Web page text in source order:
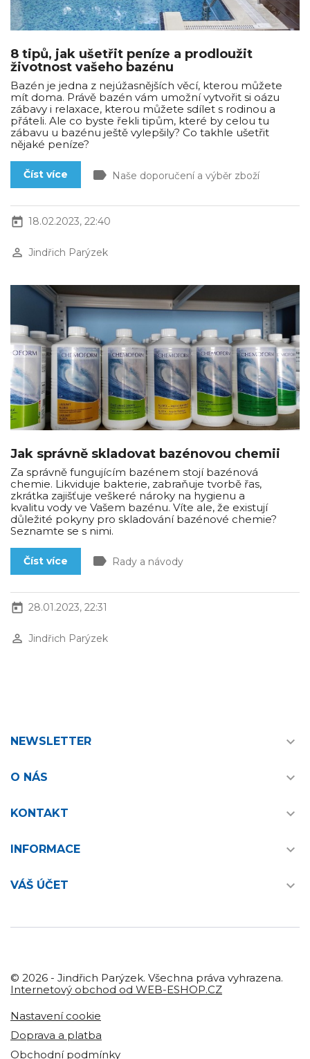
8 tipů, jak ušetřit peníze a prodloužit
životnost vašeho bazénu
Bazén je jedna z nejúžasnějších věcí, kterou můžete
mít doma. Právě bazén vám umožní vytvořit si oázu
zábavy i relaxace, kterou můžete sdílet s rodinou a
přáteli. Ale co byste řekli tipům, které by celou tu
zábavu u bazénu ještě vylepšily? Co takhle ušetřit
nějaké peníze?
Číst více label Naše doporučení a výběr zboží
today 18.02.2023, 22:40
perm_identity Jindřich Parýzek
Jak správně skladovat bazénovou chemii
Za správně fungujícím bazénem stojí bazénová
chemie. Likviduje bakterie, zabraňuje tvorbě řas,
zkrátka zajišťuje veškeré nároky na hygienu a
kvalitu vody ve Vašem bazénu. Víte ale, že existují
důležité pokyny pro skladování bazénové chemie?
Seznamte se s nimi.
Číst více label Rady a návody
today 28.01.2023, 22:31
perm_identity Jindřich Parýzek
NEWSLETTER 
O NÁS 
KONTAKT 
INFORMACE 
VÁŠ ÚČET 
© 2026 - Jindřich Parýzek. Všechna práva vyhrazena.
Internetový obchod od WEB-ESHOP.CZ
Nastavení cookie
Doprava a platba
Obchodní podmínky